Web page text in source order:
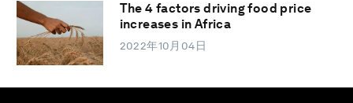
The 4 factors driving food price
increases in Africa
2022年10月04日